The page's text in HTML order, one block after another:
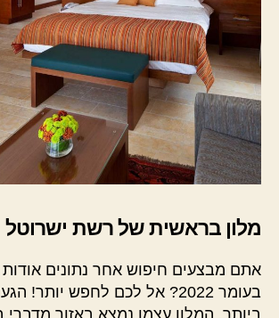
מלון בראשית של רשת ישרוטל
אתם מבצעים חיפוש אחר נתונים אודות
בעומר 2022? אל לכם לחפש
ביותר. המלון עצמו נמצא באזור מדברי